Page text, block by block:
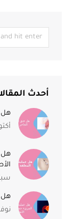
أحدث
هل
أكتوبر
هل
هل
نوفمبر